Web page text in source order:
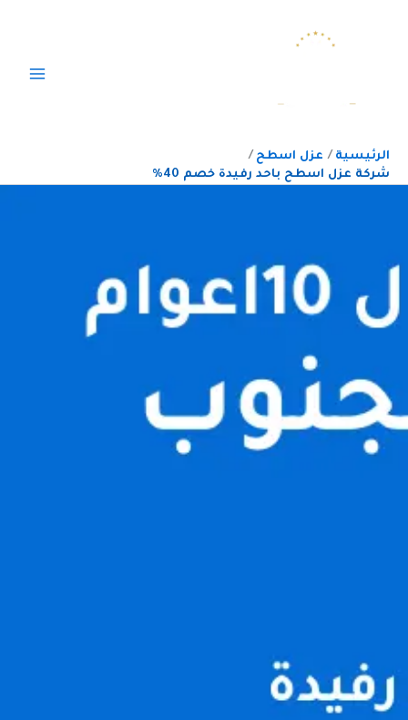
الرئيسية
عزل اسطح
شركة عزل اسطح باحد رفيدة خصم 40%